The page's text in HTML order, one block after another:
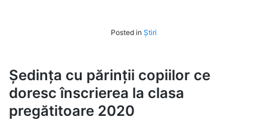
Posted in Știri
Ședința cu părinții copiilor ce
doresc înscrierea la clasa
pregătitoare 2020